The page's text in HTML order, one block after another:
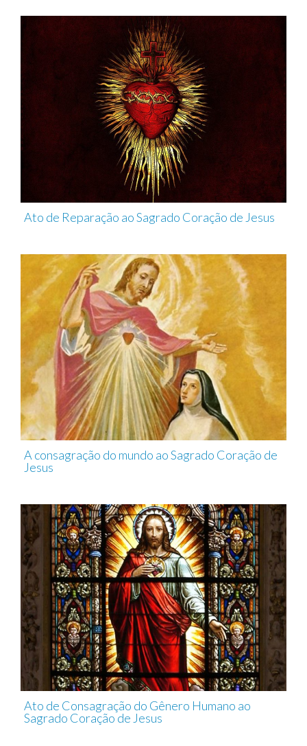
Ato de Reparação ao Sagrado Coração de Jesus
A consagração do mundo ao Sagrado Coração de
Jesus
Ato de Consagração do Gênero Humano ao
Sagrado Coração de Jesus